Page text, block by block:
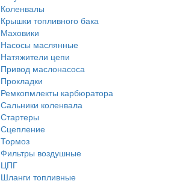
Коленвалы
Крышки топливного бака
Маховики
Насосы маслянные
Натяжители цепи
Привод маслонасоса
Прокладки
Ремкопмлекты карбюратора
Сальники коленвала
Стартеры
Сцепление
Тормоз
Фильтры воздушные
ЦПГ
Шланги топливные